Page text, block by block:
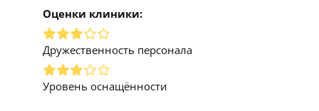
Оценки клиники:
Дружественность персонала
Уровень оснащённости